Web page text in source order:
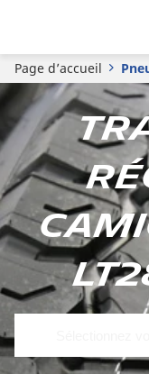
Page d’accueil